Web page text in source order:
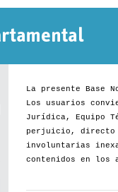
La presente Base
Los usuarios
Jurídica, Equipo
perjuicio, directo
involuntarias
contenidos en los